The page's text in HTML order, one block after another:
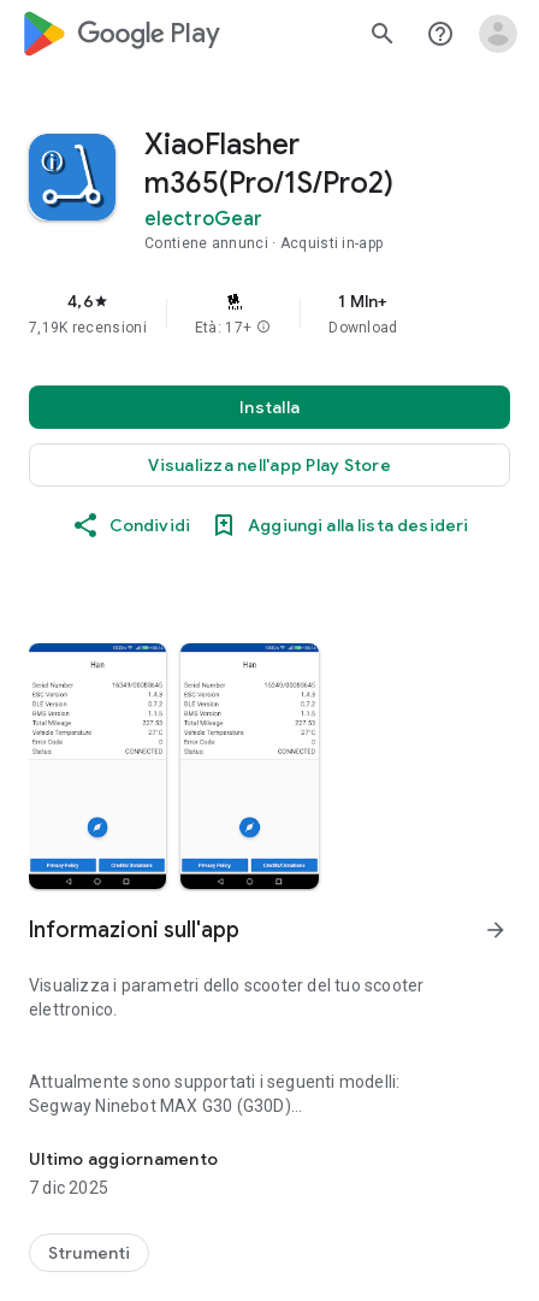
google_logo Play search help_outline
XiaoFlasher
m365(Pro/1S/Pro2)
electroGear
Contiene annunci Acquisti in-app
4,6star
7,19K recensioni Età: 17+ info
1 Mln+
Download
Installa
Visualizza nell'app Play Store
Condividi Aggiungi alla lista desideri
Informazioni sull'app arrow_forward
Visualizza i parametri dello scooter del tuo scooter
elettronico.
Attualmente sono supportati i seguenti modelli:
Segway Ninebot MAX G30 (G30D)
Segway Ninebot E22E/E25E/E45E
L'app non è associata in alcun modo a Segway
Ultimo aggiornamento
7 dic 2025
Strumenti